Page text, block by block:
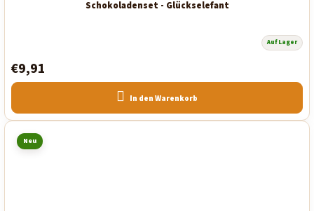
Schokoladenset - Glückselefant
Auf Lager
€9,91
In den Warenkorb
Neu